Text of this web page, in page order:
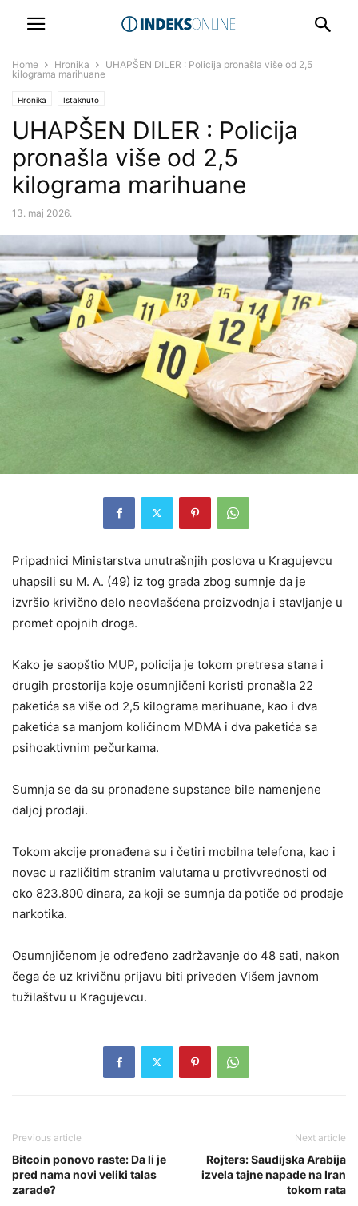
Home Hronika
UHAPŠEN DILER : Policija pronašla više od 2,5
kilograma marihuane
Hronika Istaknuto
UHAPŠEN DILER : Policija
pronašla više od 2,5
kilograma marihuane
13. maj 2026.
Pripadnici Ministarstva unutrašnjih poslova u Kragujevcu
uhapsili su M. A. (49) iz tog grada zbog sumnje da je
izvršio krivično delo neovlašćena proizvodnja i stavljanje u
promet opojnih droga.
Kako je saopštio MUP, policija je tokom pretresa stana i
drugih prostorija koje osumnjičeni koristi pronašla 22
paketića sa više od 2,5 kilograma marihuane, kao i dva
paketića sa manjom količinom MDMA i dva paketića sa
psihoaktivnim pečurkama.
Sumnja se da su pronađene supstance bile namenjene
daljoj prodaji.
Tokom akcije pronađena su i četiri mobilna telefona, kao i
novac u različitim stranim valutama u protivvrednosti od
oko 823.800 dinara, za koji se sumnja da potiče od prodaje
narkotika.
Osumnjičenom je određeno zadržavanje do 48 sati, nakon
čega će uz krivičnu prijavu biti priveden Višem javnom
tužilaštvu u Kragujevcu.
Previous article
Bitcoin ponovo raste: Da li je
pred nama novi veliki talas
zarade?
Next article
Rojters: Saudijska Arabija
izvela tajne napade na Iran
tokom rata